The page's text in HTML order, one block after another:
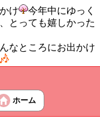
け
今年中にゆっく
とっても嬉しかった
なところにお出かけ
ホーム